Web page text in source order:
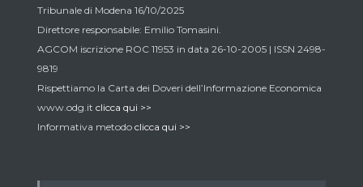
Tribunale di Modena 16/10/2025
Direttore responsabile: Emilio Tomasini.
AGCOM iscrizione ROC 11953 in data 26-10-2005 | ISSN 2498-
9819
Rispettiamo la Carta dei Doveri dell’Informazione Economica
www.odg.it clicca qui >>
Informativa metodo clicca qui >>